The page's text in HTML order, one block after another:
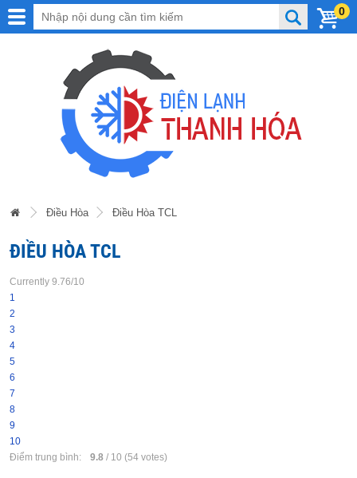
0
Điều Hòa Điều Hòa TCL
ĐIỀU HÒA TCL
Currently 9.76/10
1
2
3
4
5
6
7
8
9
10
Điểm trung bình:
9.8 / 10 (54 votes)